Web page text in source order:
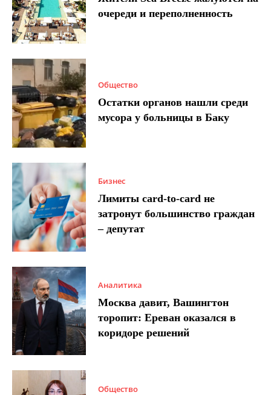
очереди и переполненность
Общество
Остатки органов нашли среди
мусора у больницы в Баку
Бизнес
Лимиты card-to-card не
затронут большинство граждан
– депутат
Аналитика
Москва давит, Вашингтон
торопит: Ереван оказался в
коридоре решений
Общество